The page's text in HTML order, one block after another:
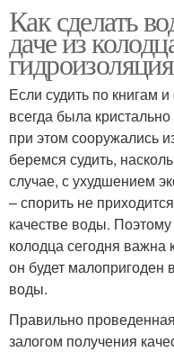
Как сделать
даче из
Если судить по книгам
всегда была
при этом сооружались
беремся судить,
случае, с ухудшением
– спорить не
качестве воды.
колодца сегодня важна
он будет малопригоден
воды.
Правильно
залогом получения